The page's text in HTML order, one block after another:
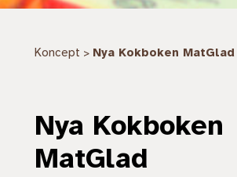
Koncept > Nya Kokboken MatGlad
Nya Kokboken
MatGlad